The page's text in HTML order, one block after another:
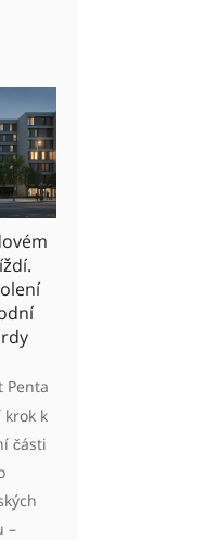
Penta
krok k
části
–